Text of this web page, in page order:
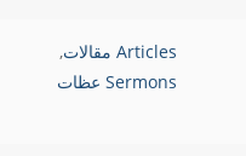
Articles مقالات
,
Sermons عظات